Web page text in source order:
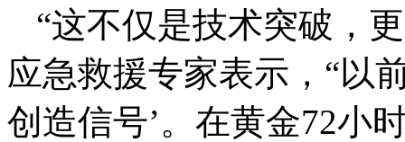
“这不仅是技术突破，
应急救援专家表示，“以
创造信号’。在黄金72小